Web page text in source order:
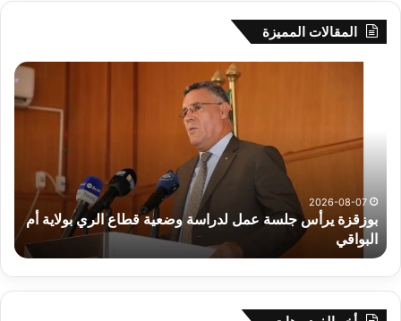
المقالات المميزة
الري بولاية أم
رهان
للمتمدرسين
المصابين
التوحد
2026-08-07
رهان على الادماج المبكّر للمتمدرسين